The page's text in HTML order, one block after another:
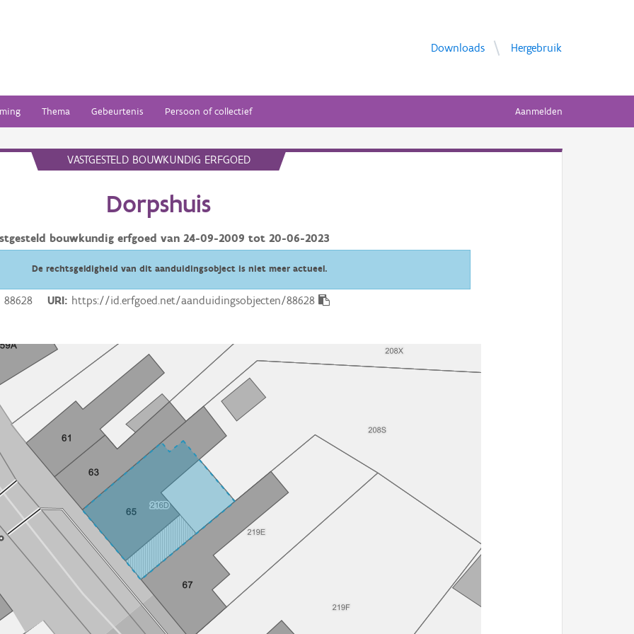
Downloads Hergebruik
Thema Gebeurtenis Persoon of collectief Aanmelden
VASTGESTELD BOUWKUNDIG ERFGOED
Dorpshuis
bouwkundig erfgoed van24-09-2009 tot20-06-2023
De rechtsgeldigheid van dit aanduidingsobject is niet meer actueel.
88628 URI https://id.erfgoed.net/aanduidingsobjecten/88628